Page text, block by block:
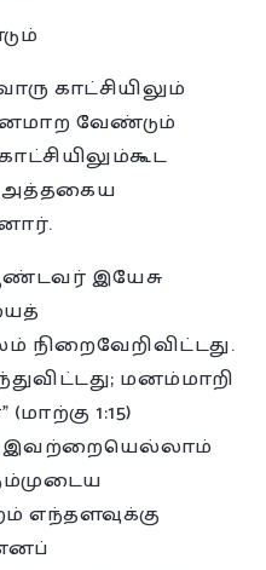
காட்சியிலும்
வேண்டும்
இயேசு
நிறைவேறிவிட்டது.
மனம்மாறி
1:15)
இவற்றையெல்லாம்
எந்தளவுக்கு